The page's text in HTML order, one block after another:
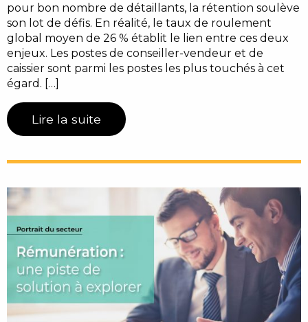
pour bon nombre de détaillants, la rétention soulève
son lot de défis. En réalité, le taux de roulement
global moyen de 26 % établit le lien entre ces deux
enjeux. Les postes de conseiller-vendeur et de
caissier sont parmi les postes les plus touchés à cet
égard. […]
Lire la suite